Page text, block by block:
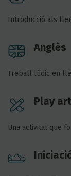
Introducció als
Anglès
Treball lúdic en
Play art
Una activitat que